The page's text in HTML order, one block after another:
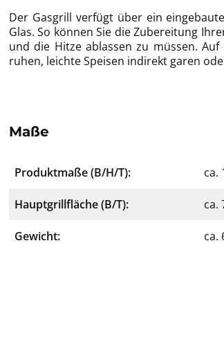
Der Gasgrill verfügt über ein
Glas. So können Sie die Zubereitung
und die Hitze ablassen zu müssen.
ruhen, leichte Speisen indirekt garen
Maße
Produktmaße (B/H/T): ca.
Hauptgrillfläche (B/T): ca.
Gewicht: ca.